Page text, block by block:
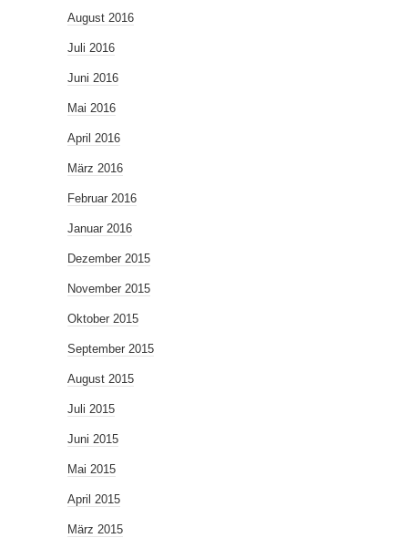
August 2016
Juli 2016
Juni 2016
Mai 2016
April 2016
März 2016
Februar 2016
Januar 2016
Dezember 2015
November 2015
Oktober 2015
September 2015
August 2015
Juli 2015
Juni 2015
Mai 2015
April 2015
März 2015